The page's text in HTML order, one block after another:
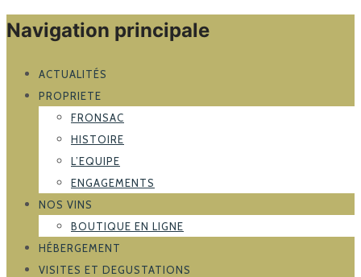
Navigation principale
ACTUALITÉS
PROPRIETE
FRONSAC
HISTOIRE
L’EQUIPE
ENGAGEMENTS
NOS VINS
BOUTIQUE EN LIGNE
HÉBERGEMENT
VISITES ET DEGUSTATIONS